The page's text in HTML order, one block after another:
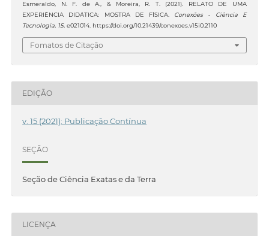
Esmeraldo, N. F. de A., & Moreira, R. T. (2021). RELATO DE UMA
EXPERIÊNCIA DIDÁTICA: MOSTRA DE FÍSICA. Conexões - Ciência E
Tecnologia, 15, e021014. https://doi.org/10.21439/conexoes.v15i0.2110
Fomatos de Citação
EDIÇÃO
v. 15 (2021): Publicação Contínua
SEÇÃO
Seção de Ciência Exatas e da Terra
LICENÇA